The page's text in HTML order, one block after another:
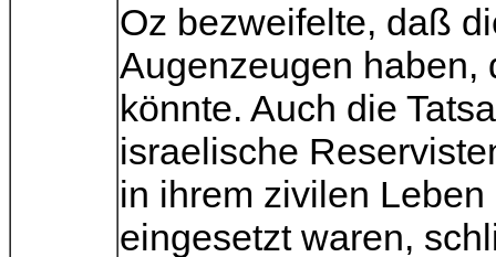
Oz bezweifelte, daß
Augenzeugen haben,
könnte. Auch die
israelische
in ihrem zivilen
eingesetzt waren,